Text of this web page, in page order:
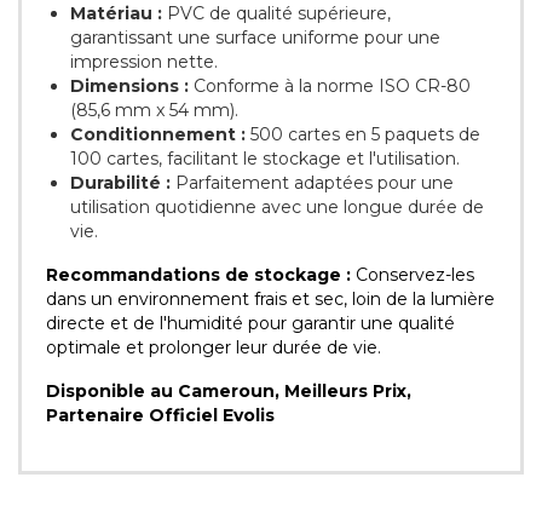
Matériau : PVC de qualité supérieure,
garantissant une surface uniforme pour une
impression nette.
Dimensions : Conforme à la norme ISO CR-80
(85,6 mm x 54 mm).
Conditionnement : 500 cartes en 5 paquets de
100 cartes, facilitant le stockage et l'utilisation.
Durabilité : Parfaitement adaptées pour une
utilisation quotidienne avec une longue durée de
vie.
Recommandations de stockage : Conservez-les
dans un environnement frais et sec, loin de la lumière
directe et de l'humidité pour garantir une qualité
optimale et prolonger leur durée de vie.
Disponible au Cameroun, Meilleurs Prix,
Partenaire Officiel Evolis